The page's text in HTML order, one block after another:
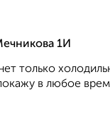
1И
только
в любое